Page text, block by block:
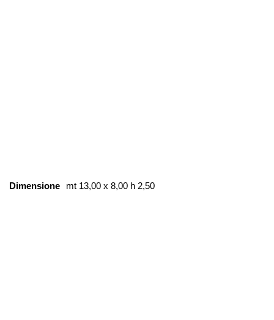
Dimensione mt 13,00 x 8,00 h 2,50